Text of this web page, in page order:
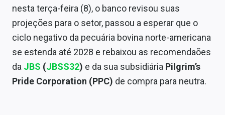
Economia
Empresas
Brasil
Política
nesta terça-feira (8), o banco revisou suas
projeções para o setor, passou a esperar que o
ciclo negativo da pecuária bovina norte-americana
se estenda até 2028 e rebaixou as recomendaões
da JBS (JBSS32) e da sua subsidiária Pilgrim’s
Pride Corporation (PPC) de compra para neutra.